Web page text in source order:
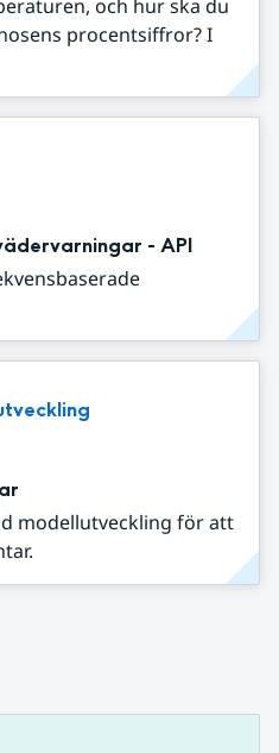
och hur ska du
procentsiffror? I
- API
modellutveckling för att